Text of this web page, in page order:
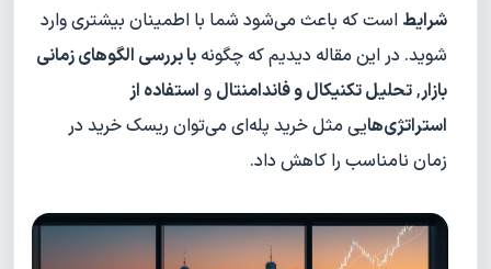
شرایط است که باعث می‌شود شما با اطمینان بیشتری وارد
شوید. در این مقاله دیدیم که چگونه بابررسی الگوهای زمانی
بازار,تحلیل تکنیکال و فاندامنتال و استفاده از
استراتژی‌هایی مثل خرید پله‌ای می‌توان ریسک خرید در
زمان نامناسب را کاهش داد.